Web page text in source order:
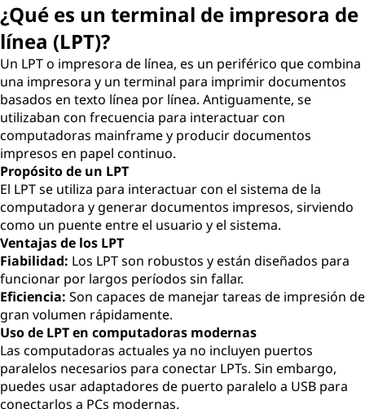
¿Qué es un terminal de impresora de
línea (LPT)?
Un LPT o impresora de línea, es un periférico que combina
una impresora y un terminal para imprimir documentos
basados en texto línea por línea. Antiguamente, se
utilizaban con frecuencia para interactuar con
computadoras mainframe y producir documentos
impresos en papel continuo.
Propósito de un LPT
El LPT se utiliza para interactuar con el sistema de la
computadora y generar documentos impresos, sirviendo
como un puente entre el usuario y el sistema.
Ventajas de los LPT
Fiabilidad: Los LPT son robustos y están diseñados para
funcionar por largos períodos sin fallar.
Eficiencia: Son capaces de manejar tareas de impresión de
gran volumen rápidamente.
Uso de LPT en computadoras modernas
Las computadoras actuales ya no incluyen puertos
paralelos necesarios para conectar LPTs. Sin embargo,
puedes usar adaptadores de puerto paralelo a USB para
conectarlos a PCs modernas.